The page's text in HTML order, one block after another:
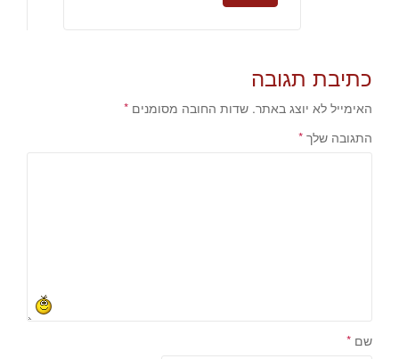
כתיבת תגובה
האימייל לא יוצג באתר. שדות החובה מסומנים *
התגובה שלך *
שם *